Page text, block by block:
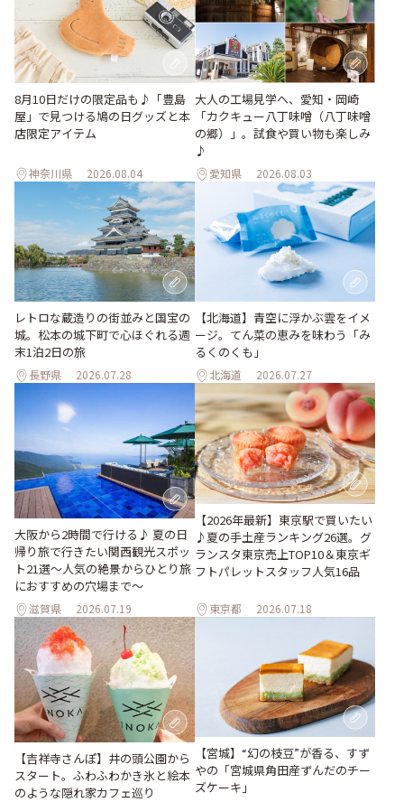
8月10日だけの限定品も♪「豊島
屋」で見つける鳩の日グッズと本
店限定アイテム
神奈川県 2026.08.04
大人の工場見学へ、愛知・岡崎
「カクキュー八丁味噌（八丁味噌
の郷）」。試食や買い物も楽しみ
♪
愛知県 2026.08.03
レトロな蔵造りの街並みと国宝の
城。松本の城下町で心ほぐれる週
末1泊2日の旅
長野県 2026.07.28
【北海道】青空に浮かぶ雲をイメ
ージ。てん菜の恵みを味わう「み
るくのくも」
北海道 2026.07.27
大阪から2時間で行ける♪ 夏の日
帰り旅で行きたい関西観光スポッ
ト21選～人気の絶景からひとり旅
におすすめの穴場まで～
滋賀県 2026.07.19
【2026年最新】東京駅で買いたい
♪夏の手土産ランキング26選。グ
ランスタ東京売上TOP10＆東京ギ
フトパレットスタッフ人気16品
東京都 2026.07.18
【吉祥寺さんぽ】井の頭公園から
スタート。ふわふわかき氷と絵本
のような隠れ家カフェ巡り
【宮城】“幻の枝豆”が香る、すず
やの「宮城県角田産ずんだのチー
ズケーキ」